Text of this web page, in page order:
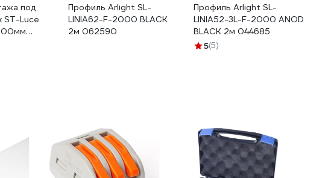
под
ST-Luce
Профиль Arlight SL-
LINIA62-F-2000 BLACK
2м 062590
Профиль Arlight SL-
LINIA52-3L-F-2000 ANOD
BLACK 2м 044685
5(5)